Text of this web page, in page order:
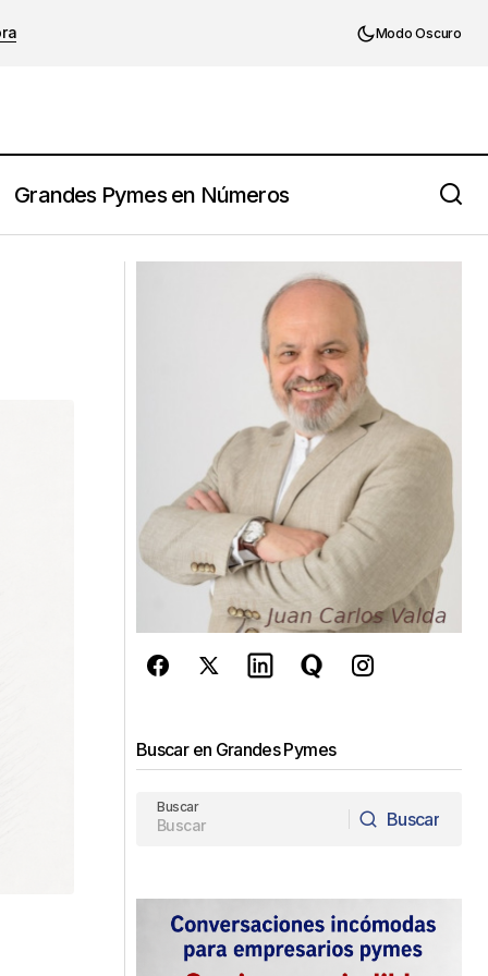
Modo Oscuro
Grandes Pymes en Números
Renuncia silenciosa: ¿pereza o
disfunción organizativa?
Buscar en Grandes Pymes
Buscar
Buscar